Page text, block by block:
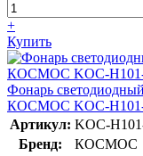
+
Купить
Фонарь
КОСМОС KOC-
Артикул: KOC-
Бренд:
КОСМОС